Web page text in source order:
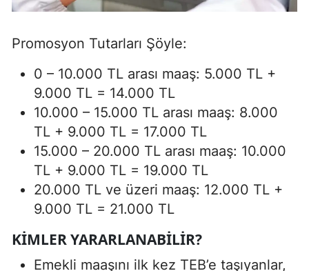
Promosyon Tutarları Şöyle:
0 – 10.000 TL arası maaş: 5.000 TL +
9.000 TL = 14.000 TL
10.000 – 15.000 TL arası maaş: 8.000
TL + 9.000 TL = 17.000 TL
15.000 – 20.000 TL arası maaş: 10.000
TL + 9.000 TL = 19.000 TL
20.000 TL ve üzeri maaş: 12.000 TL +
9.000 TL = 21.000 TL
KIMLER YARARLANABILIR?
Emekli maaşını ilk kez TEB’e taşıyanlar,